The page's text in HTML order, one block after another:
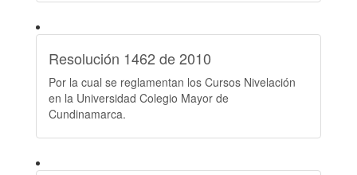
Resolución 1462 de 2010
Por la cual se reglamentan los Cursos Nivelación
en la Universidad Colegio Mayor de
Cundinamarca.